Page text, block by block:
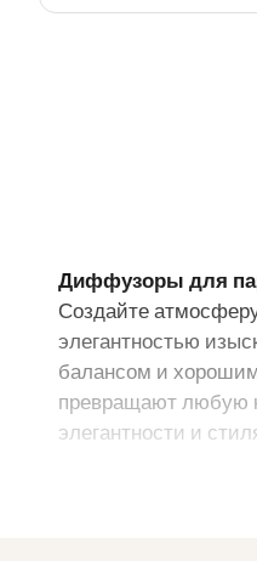
Диффузоры для
Создайте
элегантностью
балансом и
превращают любую
элегантности и